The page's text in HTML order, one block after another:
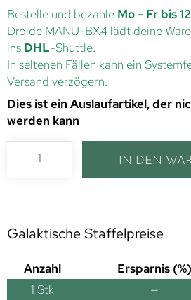
Bestelle und bezahle Mo - Fr bis
Droide MANU-BX4 lädt deine
ins DHL-Shuttle.
In seltenen Fällen kann ein
Versand verzögern.
Dies ist ein Auslaufartikel, der
werden kann
IN DEN
Galaktische Staffelpreise
Anzahl Ersparnis (%)
1 Stk —